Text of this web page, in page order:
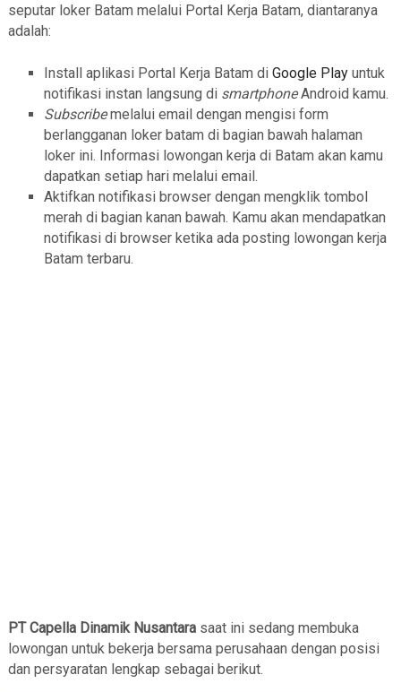
seputar loker Batam melalui Portal Kerja Batam, diantaranya
adalah:
Install aplikasi Portal Kerja Batam di Google Playuntuk
notifikasi instan langsung di smartphoneAndroid kamu.
Subscribemelalui email dengan mengisi form
berlangganan loker batam di bagian bawah halaman
loker ini. Informasi lowongan kerja di Batam akan kamu
dapatkan setiap hari melalui email.
Aktifkan notifikasi browser dengan mengklik tombol
merah di bagian kanan bawah. Kamu akan mendapatkan
notifikasi di browser ketika ada posting lowongan kerja
Batam terbaru.
PT Capella Dinamik Nusantarasaat ini sedang membuka
lowongan untuk bekerja bersama perusahaan dengan posisi
dan persyaratan lengkap sebagai berikut.